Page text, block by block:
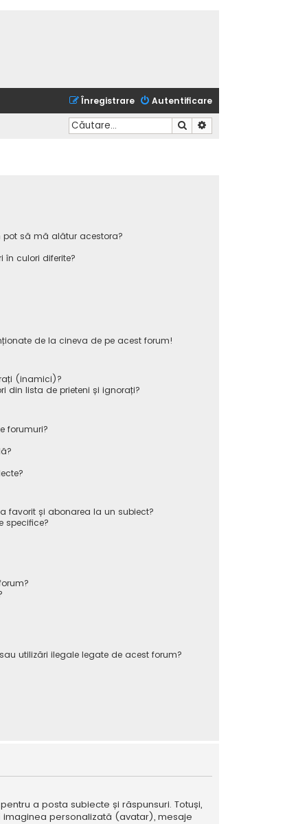
Autentificare
Înregistrare
Căutare
pot să mă alătur acestora?
în culori diferite?
de la cineva de pe acest forum!
(inamici)?
din lista de prieteni și ignorați?
forumuri?
favorit și abonarea la un subiect?
specifice?
utilizări ilegale legate de acest forum?
a posta subiecte și răspunsuri. Totuși,
personalizată (avatar), mesaje